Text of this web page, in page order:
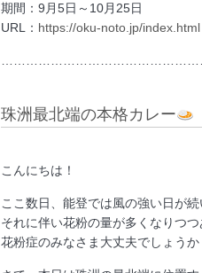
期間：9月5日～10月25日
URL： https://oku-noto.jp/index.html
珠洲最北端の本格カレー
こんにちは！
ここ数日、能登では風の強い日が
それに伴い花粉の量が多くなりつ
花粉症のみなさま大丈夫でしょう